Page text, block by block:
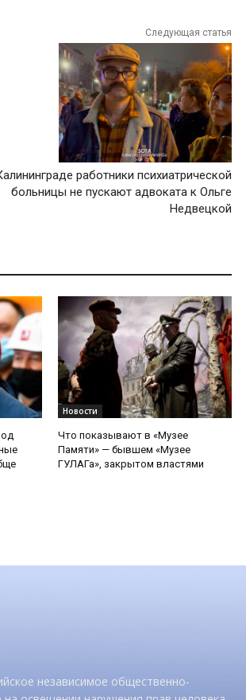
Следующая статья
работники психиатрической
больницы не пускают адвоката к Ольге
Недвецкой
Новости
Что показывают в «Музее
Памяти» — бывшем «Музее
ГУЛАГа», закрытом властями
независимое общественно-